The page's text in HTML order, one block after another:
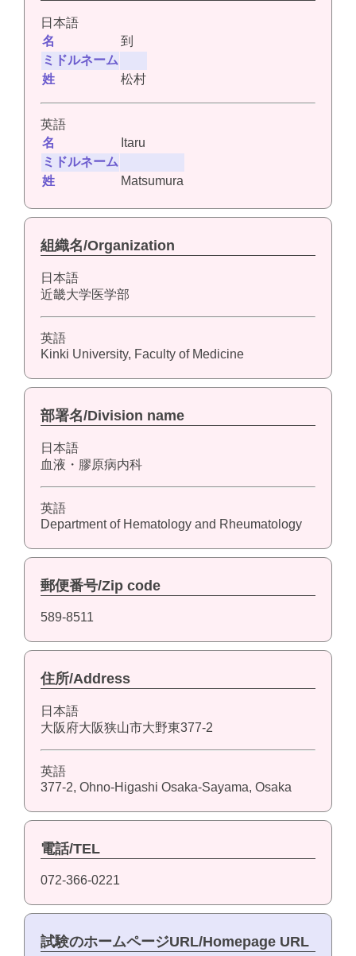
日本語
名
到
ミドルネーム
姓
松村
英語
名
Itaru
ミドルネーム
姓
Matsumura
組織名/Organization
日本語
近畿大学医学部
英語
Kinki University, Faculty of Medicine
部署名/Division name
日本語
血液・膠原病内科
英語
Department of Hematology and Rheumatology
郵便番号/Zip code
589-8511
住所/Address
日本語
大阪府大阪狭山市大野東377-2
英語
377-2, Ohno-Higashi Osaka-Sayama, Osaka
電話/TEL
072-366-0221
試験のホームページURL/Homepage URL